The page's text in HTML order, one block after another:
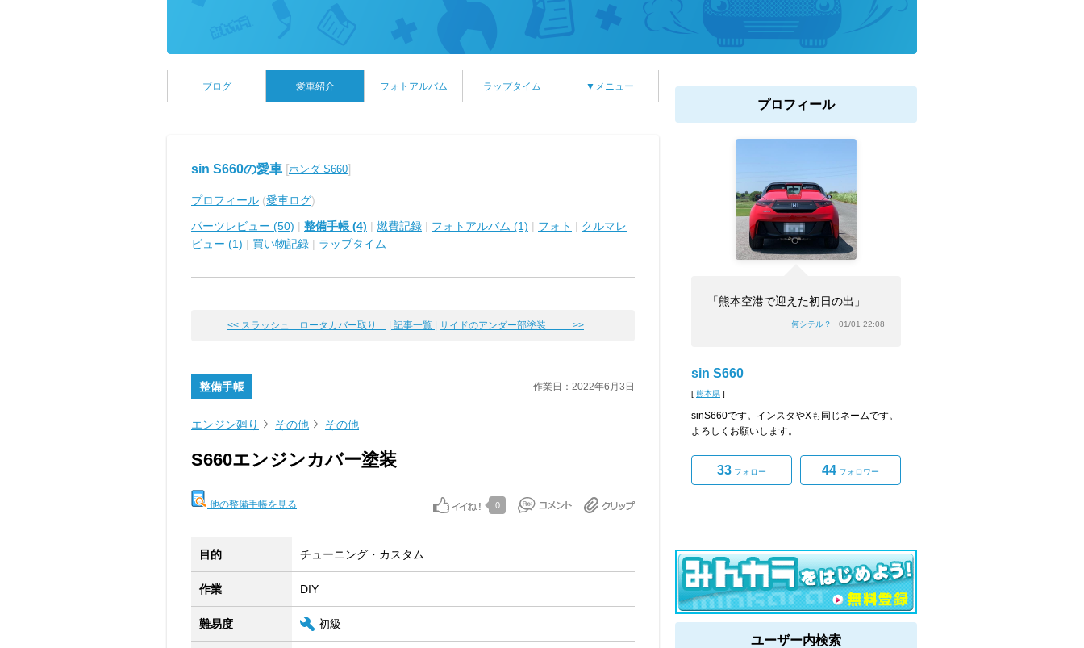
ブログ 愛車紹介 フォトアルバム ラップタイム ▼メニュー
sin S660の愛車 [ホンダ S660]
プロフィール (愛車ログ)
パーツレビュー (50) | 整備手帳 (4) | 燃費記録 | フォトアルバム (1) | フォト | クルマレ
ビュー (1) | 買い物記録 | ラップタイム
<< スラッシュ ロータカバー取り ... | 記事一覧 | サイドのアンダー部塗装 >>
整備手帳 作業日：2022年6月3日
エンジン廻り その他 その他
S660エンジンカバー塗装
他の整備手帳を見る 0
目的 チューニング・カスタム
作業 DIY
難易度 初級
プロフィール
「熊本空港で迎えた初日の出」
何シテル？ 01/01 22:08
sin S660
[ 熊本県 ]
sinS660です。インスタやXも同じネームです。
よろしくお願いします。
33 フォロー 44 フォロワー
ユーザー内検索